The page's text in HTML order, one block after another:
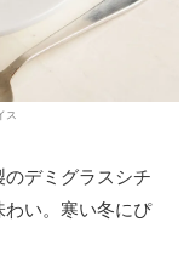
ス
デミグラスシチ
わい。寒い冬にぴ